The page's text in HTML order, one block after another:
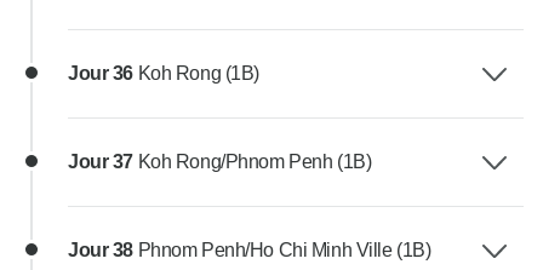
Jour 36 Koh Rong (1B)
Jour 37 Koh Rong/Phnom Penh (1B)
Jour 38 Phnom Penh/Ho Chi Minh Ville (1B)